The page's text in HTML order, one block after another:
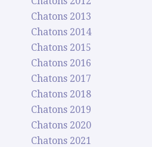
Chatons 2013
Chatons 2014
Chatons 2015
Chatons 2016
Chatons 2017
Chatons 2018
Chatons 2019
Chatons 2020
Chatons 2021